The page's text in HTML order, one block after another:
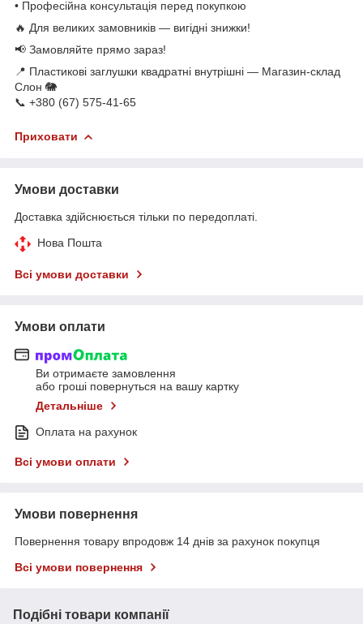
• Професійна консультація перед покупкою
🔥 Для великих замовників — вигідні знижки!
📢 Замовляйте прямо зараз!
📍 Пластикові заглушки квадратні внутрішні — Магазин-склад
Слон 🐘
📞 +380 (67) 575-41-65
Приховати
Умови доставки
Доставка здійснюється тільки по передоплаті.
Нова Пошта
Всі умови доставки
Умови оплати
Ви отримаєте замовлення
або гроші повернуться на вашу картку
Детальніше
Оплата на рахунок
Всі умови оплати
Умови повернення
Повернення товару впродовж 14 днів за рахунок покупця
Всі умови повернення
Подібні товари компанії